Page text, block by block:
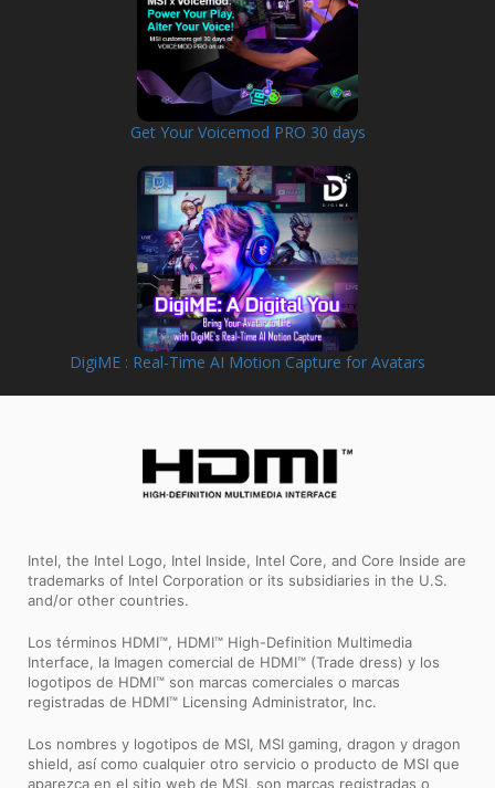
Get Your Voicemod PRO 30 days
DigiME : Real-Time AI Motion Capture for Avatars
Intel, the Intel Logo, Intel Inside, Intel Core, and Core Inside are
trademarks of Intel Corporation or its subsidiaries in the U.S.
and/or other countries.
Los términos HDMI™, HDMI™ High-Definition Multimedia
Interface, la Imagen comercial de HDMI™ (Trade dress) y los
logotipos de HDMI™ son marcas comerciales o marcas
registradas de HDMI™ Licensing Administrator, Inc.
Los nombres y logotipos de MSI, MSI gaming, dragon y dragon
shield, así como cualquier otro servicio o producto de MSI que
aparezca en el sitio web de MSI, son marcas registradas o